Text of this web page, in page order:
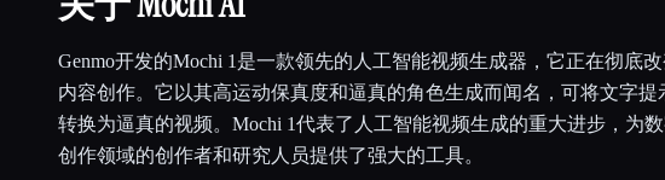
Genmo开发的Mochi 1是一款领先的人工智能视频生成器，它正在彻底
内容创作。它以其高运动保真度和逼真的角色生成而闻名，可将文字提
转换为逼真的视频。Mochi 1代表了人工智能视频生成的重大进步，为
创作领域的创作者和研究人员提供了强大的工具。